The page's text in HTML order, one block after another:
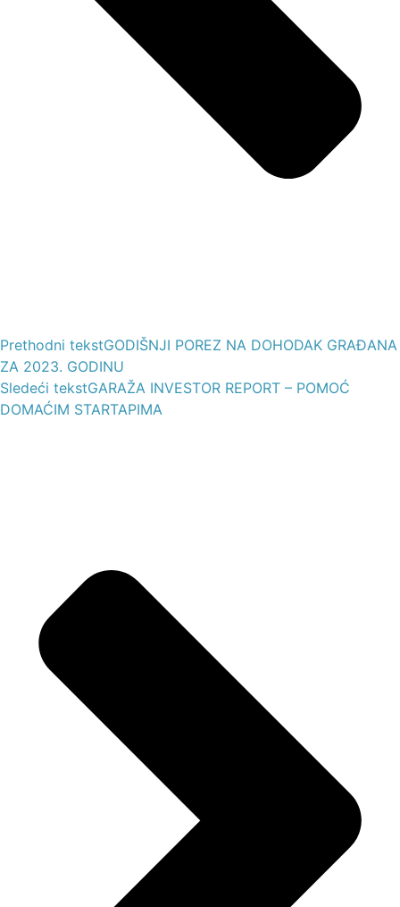
Prethodni tekstGODIŠNJI POREZ NA DOHODAK GRAĐANA
ZA 2023. GODINU
Sledeći tekstGARAŽA INVESTOR REPORT – POMOĆ
DOMAĆIM STARTAPIMA